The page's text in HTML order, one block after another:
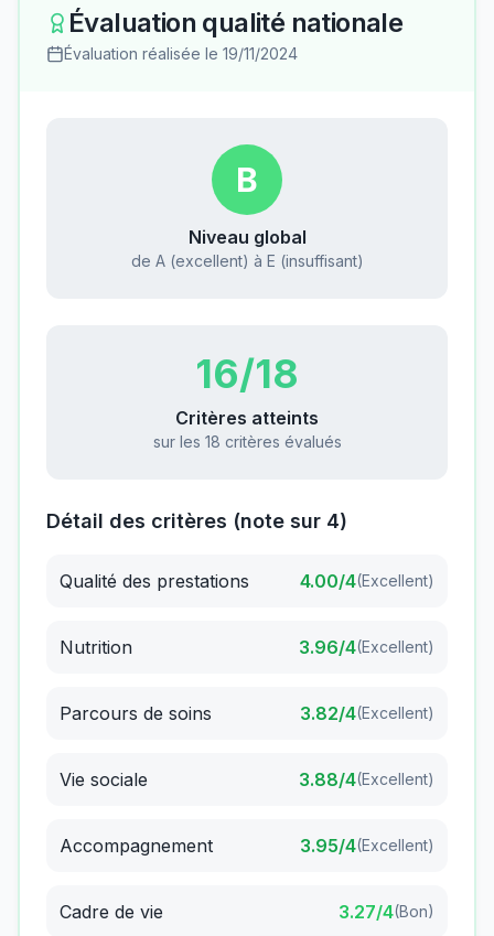
Évaluation qualité nationale
Évaluation réalisée le 19/11/2024
B
Niveau global
de A (excellent) à E (insuffisant)
16/18
Critères atteints
sur les 18 critères évalués
Détail des critères (note sur 4)
Qualité des prestations 4.00/4(Excellent)
Nutrition 3.96/4(Excellent)
Parcours de soins 3.82/4(Excellent)
Vie sociale 3.88/4(Excellent)
Accompagnement 3.95/4(Excellent)
Cadre de vie 3.27/4(Bon)